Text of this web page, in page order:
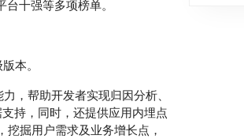
十强等多项榜单。
本。
，帮助开发者实现归因分析、
持，同时，还提供应用内埋点
掘用户需求及业务增长点，